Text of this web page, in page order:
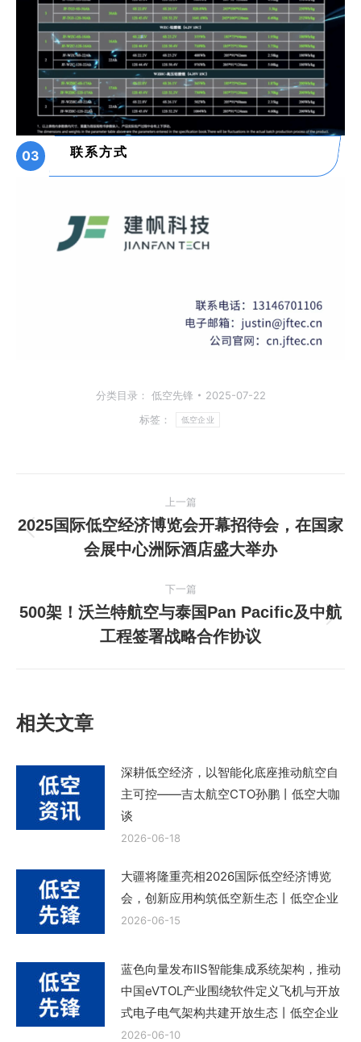
03 联系方式
分类目录： 低空先锋
2025-07-22
标签：
低空企业
章
上一篇
上
一
篇
文
章：
2025国际低空经济博览会开幕招待会，在国家
会展中心洲际酒店盛大举办
下一篇
下
一
500架！沃兰特航空与泰国Pan Pacific及中航
工程签署战略合作协议
相关文章
深耕低空经济，以智能化底座推动航空自
主可控——吉太航空CTO孙鹏丨低空大咖
谈
2026-06-18
大疆将隆重亮相2026国际低空经济博览
会，创新应用构筑低空新生态丨低空企业
2026-06-15
蓝色向量发布IIS智能集成系统架构，推动
中国eVTOL产业围绕软件定义飞机与开放
式电子电气架构共建开放生态丨低空企业
2026-06-10